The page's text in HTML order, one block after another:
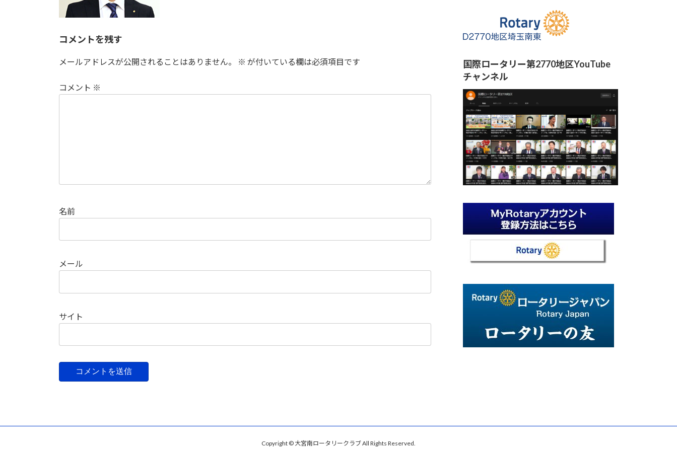
コメントを残す
メールアドレスが公開されることはありません。 ※ が付いている欄は必須項目です
コメント ※
名前
メール
サイト
国際ロータリー第2770地区YouTube
チャンネル
Copyright © 大宮南ロータリークラブ All Rights Reserved.